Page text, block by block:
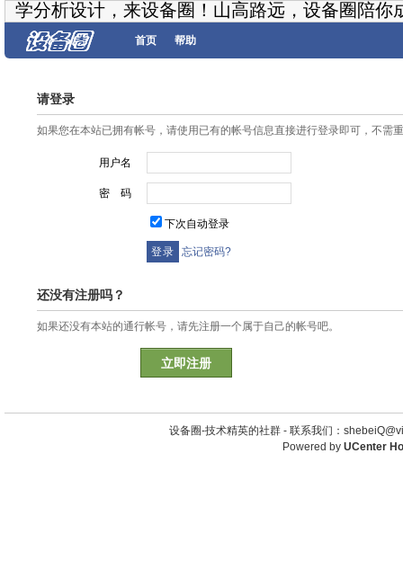
学分析设计，来设备圈！山高路远，设备圈陪你
首页 帮助
请登录
如果您在本站已拥有帐号，请使用已有的帐号信息直接进行登录即可，不需
用户名
密 码
下次自动登录
忘记密码?
还没有注册吗？
如果还没有本站的通行帐号，请先注册一个属于自己的帐号吧。
立即注册
设备圈-技术精英的社群 - 联系我们：
Powered by UCenter